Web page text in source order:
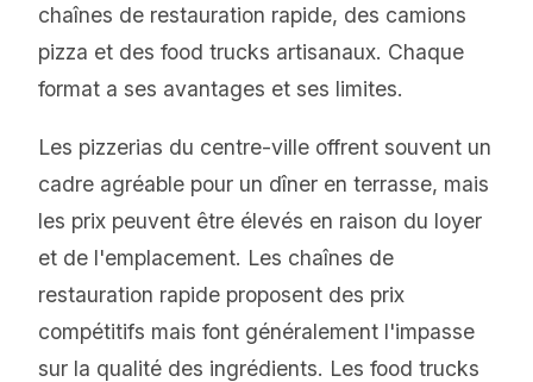
chaînes de restauration rapide, des camions
pizza et des food trucks artisanaux. Chaque
format a ses avantages et ses limites.
Les pizzerias du centre-ville offrent souvent un
cadre agréable pour un dîner en terrasse, mais
les prix peuvent être élevés en raison du loyer
et de l'emplacement. Les chaînes de
restauration rapide proposent des prix
compétitifs mais font généralement l'impasse
sur la qualité des ingrédients. Les food trucks